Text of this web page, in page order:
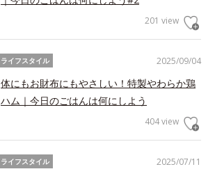
201 view
2025/09/04
ライフスタイル
体にもお財布にもやさしい！特製やわらか鶏
ハム｜今日のごはんは何にしよう
404 view
2025/07/11
ライフスタイル